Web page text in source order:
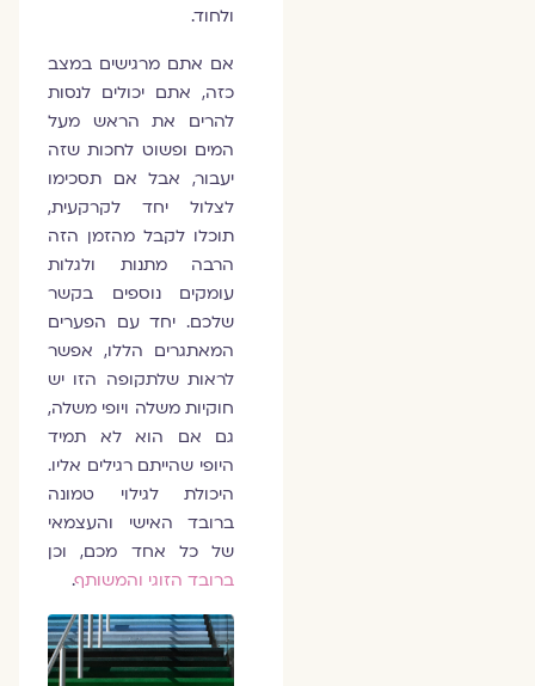
ולחוד.
אם אתם מרגישים במצב
כזה, אתם יכולים לנסות
להרים את הראש מעל
המים ופשוט לחכות שזה
יעבור, אבל אם תסכימו
לצלול יחד לקרקעית,
תוכלו לקבל מהזמן הזה
הרבה מתנות ולגלות
עומקים נוספים בקשר
שלכם. יחד עם הפערים
המאתגרים הללו, אפשר
לראות שלתקופה הזו יש
חוקיות משלה ויופי משלה,
גם אם הוא לא תמיד
היופי שהייתם רגילים אליו.
היכולת לגילוי טמונה
ברובד האישי והעצמאי
של כל אחד מכם, וכן
ברובד הזוגי והמשותף.